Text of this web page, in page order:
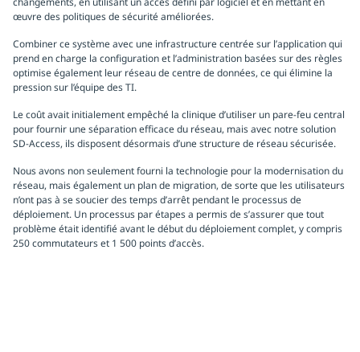
œuvre des politiques de sécurité améliorées.
Combiner ce système avec une infrastructure centrée sur l’application qui
prend en charge la configuration et l’administration basées sur des règles
optimise également leur réseau de centre de données, ce qui élimine la
pression sur l’équipe des TI.
Le coût avait initialement empêché la clinique d’utiliser un pare-feu central
pour fournir une séparation efficace du réseau, mais avec notre solution
SD-Access, ils disposent désormais d’une structure de réseau sécurisée.
Nous avons non seulement fourni la technologie pour la modernisation du
réseau, mais également un plan de migration, de sorte que les utilisateurs
n’ont pas à se soucier des temps d’arrêt pendant le processus de
déploiement. Un processus par étapes a permis de s’assurer que tout
problème était identifié avant le début du déploiement complet, y compris
250 commutateurs et 1 500 points d’accès.